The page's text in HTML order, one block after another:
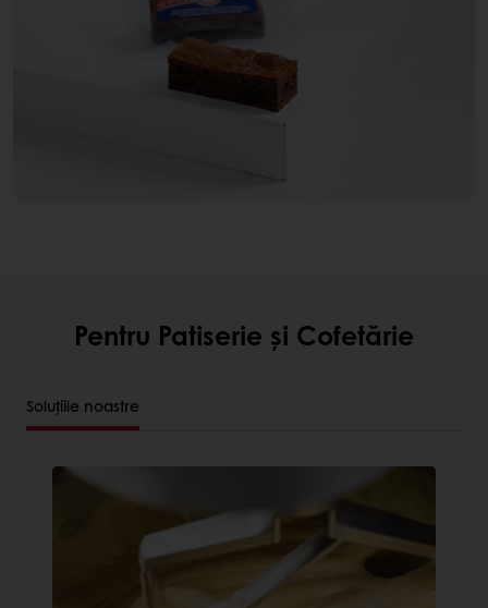
Pentru Patiserie și Cofetărie
Soluțiile noastre